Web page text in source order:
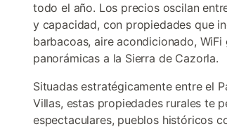
todo el año. Los precios oscilan
y capacidad, con propiedades que
barbacoas, aire acondicionado,
panorámicas a la Sierra de Cazorla.
Situadas estratégicamente entre el
Villas, estas propiedades rurales te
espectaculares, pueblos históricos